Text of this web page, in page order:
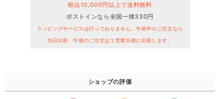
税込10,000円以上で送料無料
ポストインなら全国一律330円
ラッピングサービスは行っておりません。午前中のご注文なら
当日出荷、午後のご注文は１営業日後に出荷します。
ショップの評価